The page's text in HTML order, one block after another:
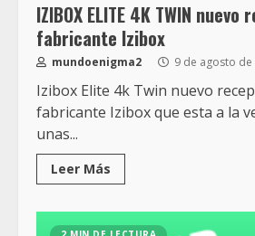
IZIBOX ELITE 4K TWIN
fabricante Izibox
mundoenigma2 9 de agosto de
Izibox Elite 4k Twin nuevo
fabricante Izibox que esta a la
unas...
Leer Más